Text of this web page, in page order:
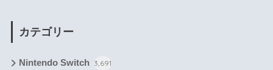
カテゴリー
Nintendo Switch 3,691